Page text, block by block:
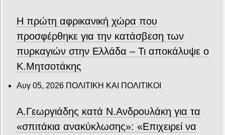
Η πρώτη αφρικανική χώρα που
προσφέρθηκε για την κατάσβεση των
πυρκαγιών στην Ελλάδα – Τι αποκάλυψε ο
Κ.Μητσοτάκης
Αυγ 05, 2026 ΠΟΛΙΤΙΚΗ ΚΑΙ ΠΟΛΙΤΙΚΟΙ
Α.Γεωργιάδης κατά Ν.Ανδρουλάκη για τα
«σπιτάκια ανακύκλωσης»: «Επιχειρεί να